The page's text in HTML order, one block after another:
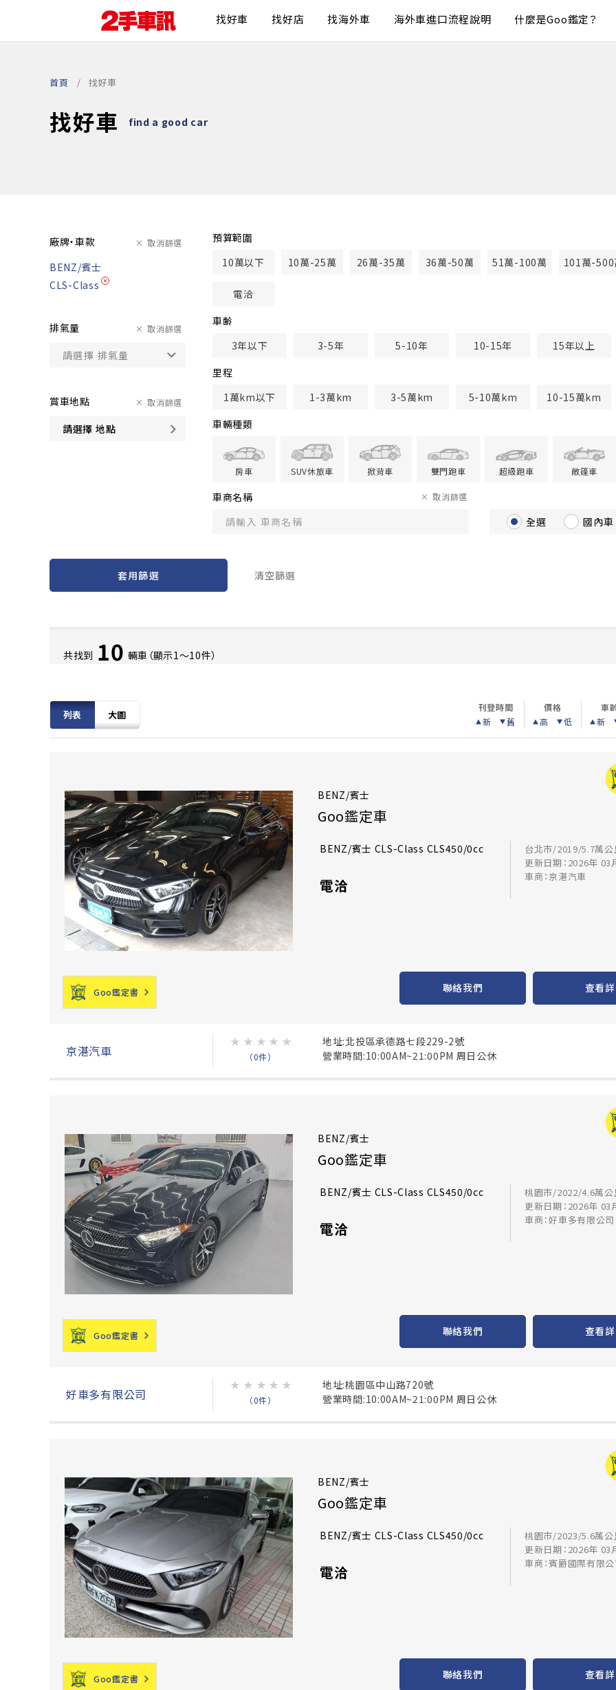
找好車 找好店 找海外車 海外車進口流程說明 什麼是Goo鑑定？
首頁 找好車
找好車 find a good car
廠牌・車款 取消篩選
BENZ/賓士
CLS-Class
排氣量 取消篩選
賞車地點
請選擇 地點
取消篩選
預算範圍
10萬以下
10萬-25萬 26萬-35萬 36萬-50萬 51萬-100萬 101萬-500
電洽
車齢
3年以下
3-5年 5-10年 10-15年
15年以上
里程
1萬km以下
1-3萬km 3-5萬km 5-10萬km
10-15萬km
車輛種類
房車 SUV休旅車 掀背車 雙門跑車 超級跑車 敞篷車
車商名稱 取消篩選
全選 國內車
套用篩選 清空篩選
共找到 10 輛車（顯示1〜10件）
列表 大圖
刊登時間
新
舊
價格
高
低
車
新
BENZ/賓士
Goo鑑定車
BENZ/賓士 CLS-Class CLS450/0cc
電洽
台北市/2019/5.7萬公
更新日期：2026年 03
車商：京湛汽車
Goo鑑定書 聯絡我們 查看
京湛汽車
★ ★ ★ ★ ★
（0件）
地址:北投區承德路七段229-2號
營業時間:10:00AM~21:00PM 周日公休
BENZ/賓士
Goo鑑定車
BENZ/賓士 CLS-Class CLS450/0cc
電洽
桃園市/2022/4.6萬公
更新日期：2026年 03
車商：好車多有限公司
Goo鑑定書 聯絡我們 查看
好車多有限公司
★ ★ ★ ★ ★
（0件）
地址:桃園區中山路720號
營業時間:10:00AM~21:00PM 周日公休
BENZ/賓士
Goo鑑定車
BENZ/賓士 CLS-Class CLS450/0cc
電洽
桃園市/2023/5.6萬公
更新日期：2026年 03
車商：賓爵國際有限
Goo鑑定書 聯絡我們 查看